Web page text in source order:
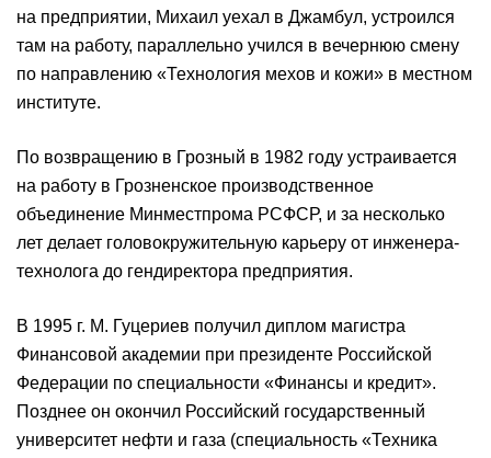
на предприятии, Михаил уехал в Джамбул, устроился
там на работу, параллельно учился в вечернюю смену
по направлению «Технология мехов и кожи» в местном
институте.
По возвращению в Грозный в 1982 году устраивается
на работу в Грозненское производственное
объединение Минместпрома РСФСР, и за несколько
лет делает головокружительную карьеру от инженера-
технолога до гендиректора предприятия.
В 1995 г. М. Гуцериев получил диплом магистра
Финансовой академии при президенте Российской
Федерации по специальности «Финансы и кредит».
Позднее он окончил Российский государственный
университет нефти и газа (специальность «Техника